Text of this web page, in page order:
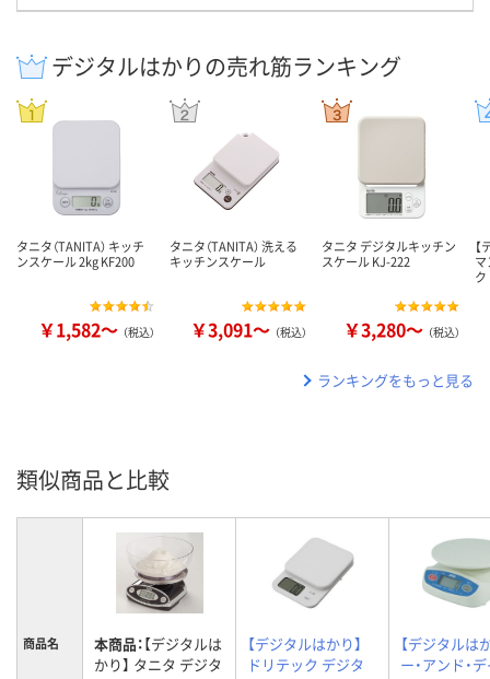
デジタルはかりの売れ筋ランキング
タニタ（TANITA） キッチ
ンスケール 2kg KF200
￥1,582～ （税込）
タニタ（TANITA） 洗える
キッチンスケール
￥3,091～ （税込）
タニタ デジタルキッチン
スケール KJ-222
￥3,280～ （税込）
ランキングをもっと見る
類似商品と比較
商品名 本商品：【デジタルは
かり】 タニタ デジタ
【デジタルはかり】
ドリテック デジタ
【デジタルは
ー・アンド・